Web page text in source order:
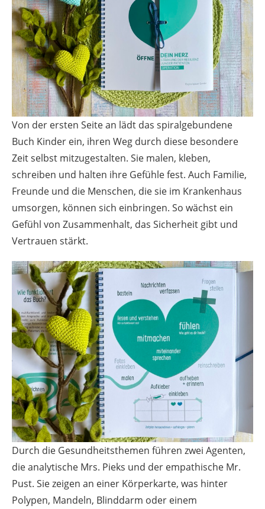
Von der ersten Seite an lädt das spiralgebundene
Buch Kinder ein, ihren Weg durch diese besondere
Zeit selbst mitzugestalten. Sie malen, kleben,
schreiben und halten ihre Gefühle fest. Auch Familie,
Freunde und die Menschen, die sie im Krankenhaus
umsorgen, können sich einbringen. So wächst ein
Gefühl von Zusammenhalt, das Sicherheit gibt und
Vertrauen stärkt.
Durch die Gesundheitsthemen führen zwei Agenten,
die analytische Mrs. Pieks und der empathische Mr.
Pust. Sie zeigen an einer Körperkarte, was hinter
Polypen, Mandeln, Blinddarm oder einem